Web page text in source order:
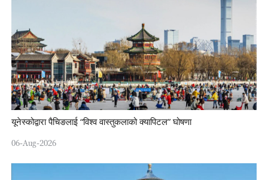
यूनेस्कोद्वारा पैचिङलाई “विश्व वास्तुकलाको क्यापिटल” घोषणा
06-Aug-2026